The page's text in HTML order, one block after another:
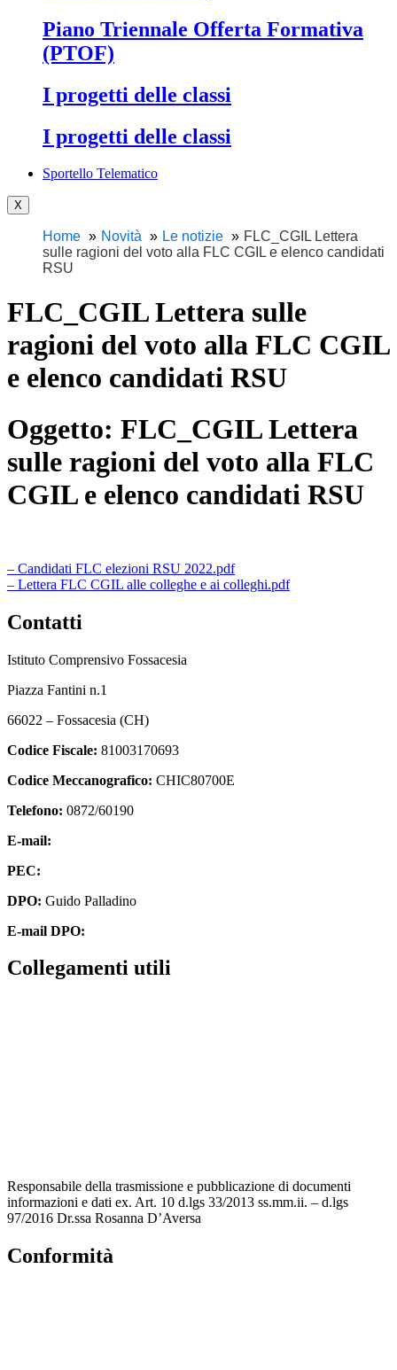
Piano Triennale Offerta Formativa
(PTOF)
I progetti delle classi
I progetti delle classi
Sportello Telematico
X
Home Novità Le notizie
FLC_CGIL Lettera
sulle ragioni del voto alla FLC CGIL e elenco candidati
RSU
FLC_CGIL Lettera sulle
ragioni del voto alla FLC CGIL
e elenco candidati RSU
Oggetto: FLC_CGIL Lettera
sulle ragioni del voto alla FLC
CGIL e elenco candidati RSU
– Candidati FLC elezioni RSU 2022.pdf
– Lettera FLC CGIL alle colleghe e ai colleghi.pdf
Contatti
Istituto Comprensivo Fossacesia
Piazza Fantini n.1
66022 – Fossacesia (CH)
Codice Fiscale: 81003170693
Codice Meccanografico: CHIC80700E
Telefono: 0872/60190
E-mail:
PEC:
DPO: Guido Palladino
E-mail DPO:
Collegamenti utili
Responsabile della trasmissione e pubblicazione di documenti
informazioni e dati ex. Art. 10 d.lgs 33/2013 ss.mm.ii. – d.lgs
97/2016 Dr.ssa Rosanna D’Aversa
Conformità